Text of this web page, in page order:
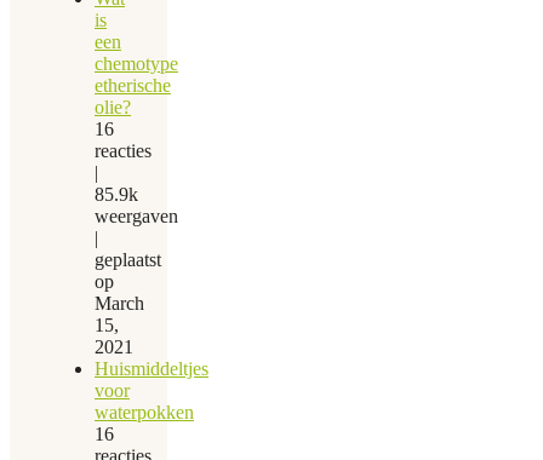
is
een
chemotype
etherische
olie?
16
reacties
|
85.9k
weergaven
|
geplaatst
op
March
15,
2021
Huismiddeltjes
voor
waterpokken
16
reacties